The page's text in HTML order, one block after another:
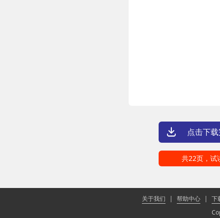
点击下
共22页，试
关于我们 | 帮助中心 |
下